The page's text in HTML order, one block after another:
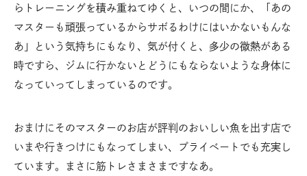
らトレーニングを積み重ねてゆくと、いつの間にか、「あの
マスターも頑張っているからサボるわけにはいかないもんな
あ」という気持ちにもなり、気が付くと、多少の微熱がある
時ですら、ジムに行かないとどうにもならないような身体に
なっていってしまっているのです。
おまけにそのマスターのお店が評判のおいしい魚を出す店で
いまや行きつけにもなってしまい、プライベートでも充実し
ています。まさに筋トレさまさまですなあ。